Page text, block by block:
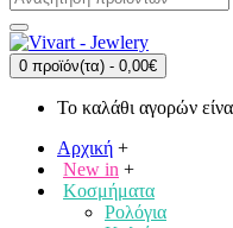
0 προϊόν(τα) - 0,00€
Το καλάθι αγορών
Αρχική +
New in +
Κοσμήματα
Ρολόγια